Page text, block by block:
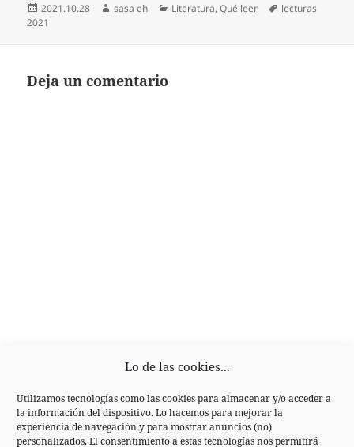
Lo de las cookies...
Utilizamos tecnologías como las cookies para almacenar y/o acceder a
la información del dispositivo. Lo hacemos para mejorar la
experiencia de navegación y para mostrar anuncios (no)
personalizados. El consentimiento a estas tecnologías nos permitirá
Publicado
el
2021.10.28 Autor
sasa eh Categorías
Literatura,Qué leer Etiquetas
lecturas
2021
Deja un comentario